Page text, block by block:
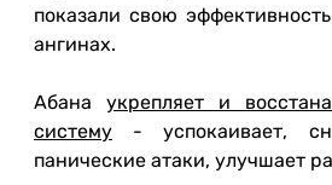
показали свою
ангинах.
Абана укрепляет и
систему - успокаивает,
панические атаки, улучшает